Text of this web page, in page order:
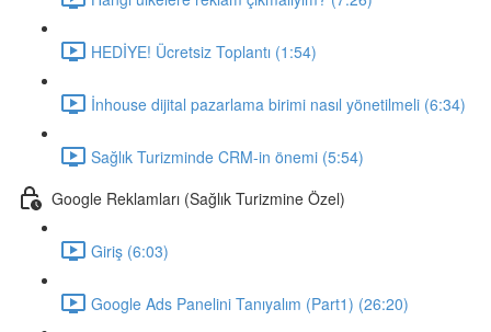
HEDİYE! Ücretsiz Toplantı (1:54)
İnhouse dijital pazarlama birimi nasıl yönetilmeli (6:34)
Sağlık Turizminde CRM-in önemi (5:54)
Google Reklamları (Sağlık Turizmine Özel)
Giriş (6:03)
Google Ads Panelini Tanıyalım (Part1) (26:20)